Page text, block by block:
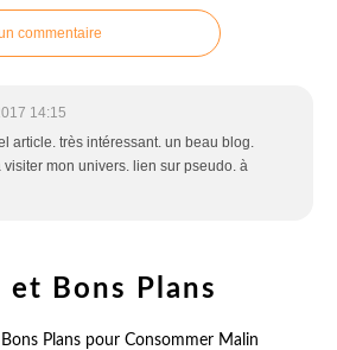
commentaire
14:15
article. très intéressant. un beau blog.
visiter mon univers. lien sur pseudo. à
et Bons Plans